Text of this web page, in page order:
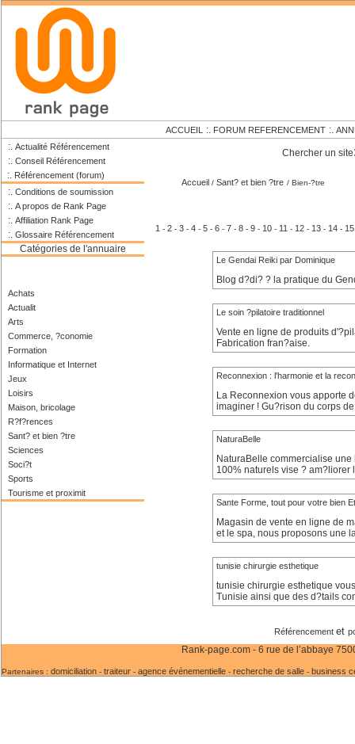
ACCUEIL :. FORUM REFERENCEMENT :.
:. Actualité Référencement
:. Conseil Référencement
:. Référencement (forum)
:. Conditions de soumission
:. A propos de Rank Page
:. Affiliation Rank Page
:. Glossaire Référencement
Catégories de l'annuaire
Achats
Actualit
Arts
Commerce, ?conomie
Formation
Informatique et Internet
Jeux
Loisirs
Maison, bricolage
R?f?rences
Sant? et bien ?tre
Sciences
Soci?t
Sports
Tourisme et proximit
Chercher un site
Accueil / Sant? et bien ?tre / Bien-?tre
1 - 2 - 3 - 4 - 5 - 6 - 7 - 8 - 9 - 10 - 11 - 12 - 13 - 14 - 15
Le Gendai Reiki par Dominique
Blog d?di? ? la pratique du
Le soin ?pilatoire traditionnel
Vente en ligne de produits
Fabrication fran?aise.
Reconnexion : l'harmonie et la
La Reconnexion vous apporte
imaginer ! Gu?rison du corps
NaturaBelle
NaturaBelle commercialise
100% naturels vise ? am?liorer
Sante Forme, tout pour votre bien
Magasin de vente en ligne de
et le spa, nous proposons une
tunisie chirurgie esthetique
tunisie chirurgie esthetique
Tunisie ainsi que des d?tails
Référencement et
Rank-page.com - 6 rue de l’abbaye
Partenaires : domiciliation - traiteur - agence événementielle - recherche de salle - business